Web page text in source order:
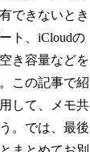
できないとき
ト、iCloudの
き容量などを
この記事で紹
して、メモ共
。では、最後